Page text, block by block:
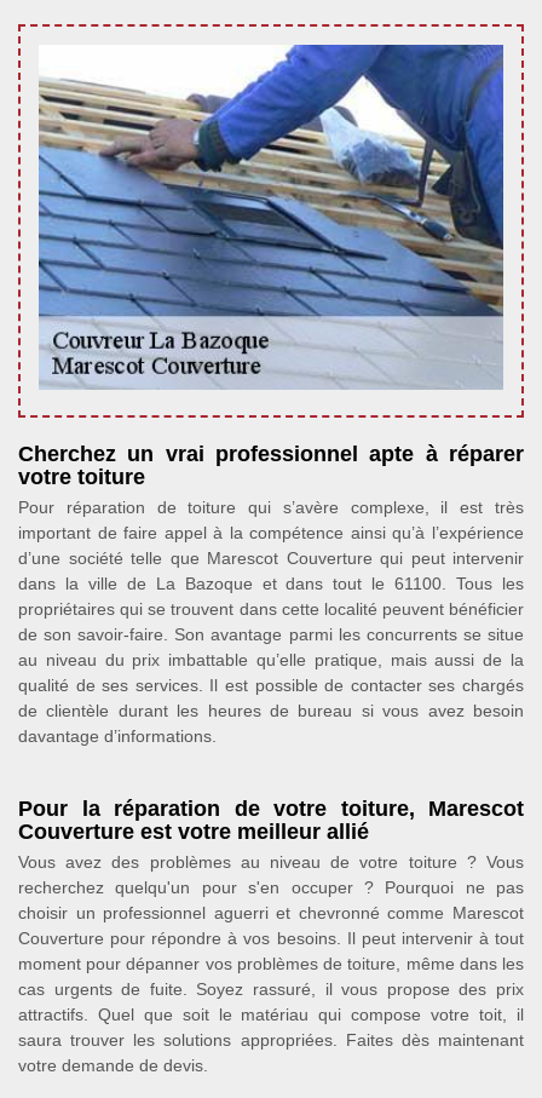
Cherchez un vrai professionnel apte à réparer
votre toiture
Pour réparation de toiture qui s’avère complexe, il est très
important de faire appel à la compétence ainsi qu’à l’expérience
d’une société telle que Marescot Couverture qui peut intervenir
dans la ville de La Bazoque et dans tout le 61100. Tous les
propriétaires qui se trouvent dans cette localité peuvent bénéficier
de son savoir-faire. Son avantage parmi les concurrents se situe
au niveau du prix imbattable qu’elle pratique, mais aussi de la
qualité de ses services. Il est possible de contacter ses chargés
de clientèle durant les heures de bureau si vous avez besoin
davantage d’informations.
Pour la réparation de votre toiture, Marescot
Couverture est votre meilleur allié
Vous avez des problèmes au niveau de votre toiture ? Vous
recherchez quelqu'un pour s'en occuper ? Pourquoi ne pas
choisir un professionnel aguerri et chevronné comme Marescot
Couverture pour répondre à vos besoins. Il peut intervenir à tout
moment pour dépanner vos problèmes de toiture, même dans les
cas urgents de fuite. Soyez rassuré, il vous propose des prix
attractifs. Quel que soit le matériau qui compose votre toit, il
saura trouver les solutions appropriées. Faites dès maintenant
votre demande de devis.